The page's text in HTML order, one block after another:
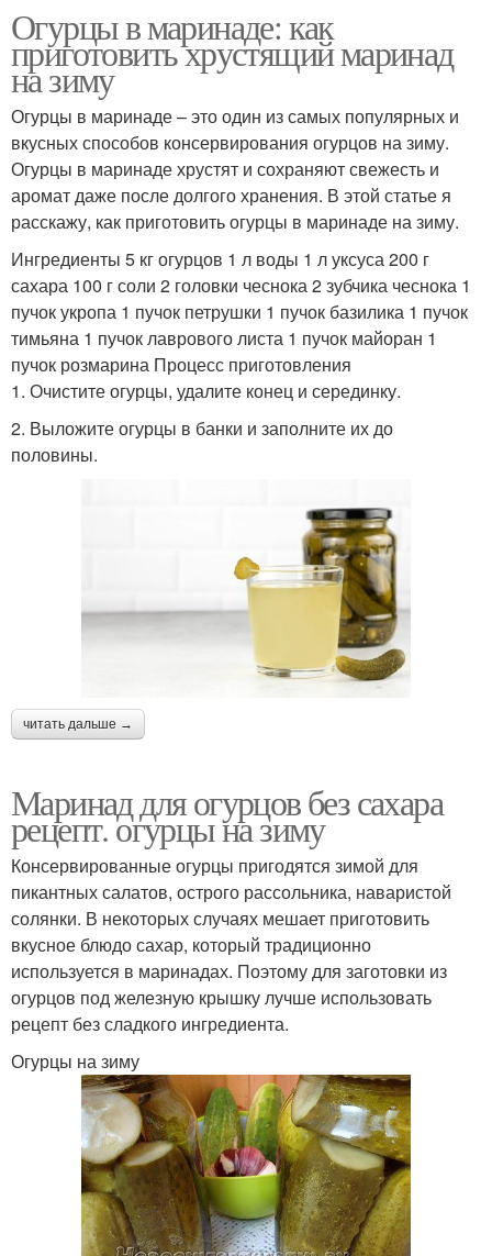
Огурцы в маринаде: как
приготовить хрустящий маринад
на зиму
Огурцы в маринаде – это один из самых популярных и
вкусных способов консервирования огурцов на зиму.
Огурцы в маринаде хрустят и сохраняют свежесть и
аромат даже после долгого хранения. В этой статье я
расскажу, как приготовить огурцы в маринаде на зиму.
Ингредиенты 5 кг огурцов 1 л воды 1 л уксуса 200 г
сахара 100 г соли 2 головки чеснока 2 зубчика чеснока 1
пучок укропа 1 пучок петрушки 1 пучок базилика 1 пучок
тимьяна 1 пучок лаврового листа 1 пучок майоран 1
пучок розмарина Процесс приготовления
1. Очистите огурцы, удалите конец и серединку.
2. Выложите огурцы в банки и заполните их до
половины.
читать дальше →
Маринад для огурцов без сахара
рецепт. огурцы на зиму
Консервированные огурцы пригодятся зимой для
пикантных салатов, острого рассольника, наваристой
солянки. В некоторых случаях мешает приготовить
вкусное блюдо сахар, который традиционно
используется в маринадах. Поэтому для заготовки из
огурцов под железную крышку лучше использовать
рецепт без сладкого ингредиента.
Огурцы на зиму